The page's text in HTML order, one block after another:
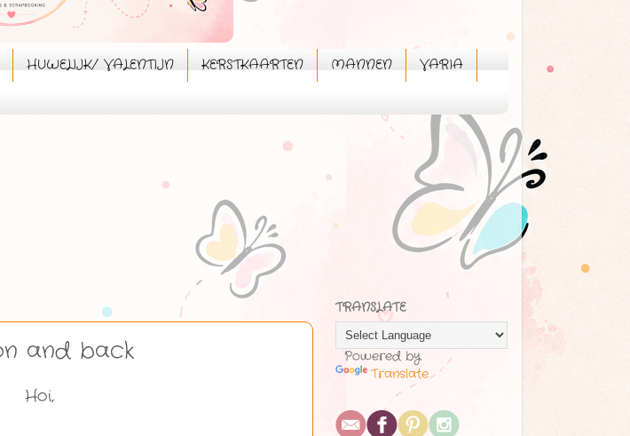
HUWELIJK/ VALENTIJN KERSTKAARTEN MANNEN
VARIA
and back
Hoi,
TRANSLATE
Powered by
Translate